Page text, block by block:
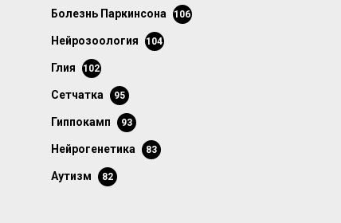
болезнь Паркинсона 106
нейрозоология 104
глия 102
сетчатка 95
гиппокамп 93
нейрогенетика 83
аутизм 82